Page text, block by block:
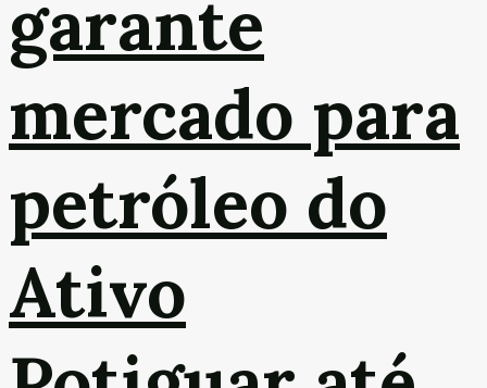
garante
mercado para
petróleo do
Ativo